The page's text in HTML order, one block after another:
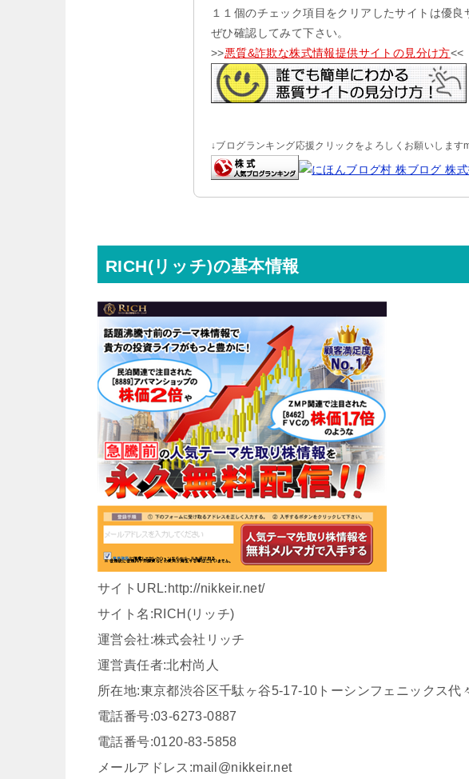
１１個のチェック項目をクリアしたサイトは優良
ぜひ確認してみて下さい。
>>悪質&詐欺な株式情報提供サイトの見分け方<<
↓ブログランキング応援クリックをよろしくお願いします
RICH(リッチ)の基本情報
サイトURL:http://nikkeir.net/
サイト名:RICH(リッチ)
運営会社:株式会社リッチ
運営責任者:北村尚人
所在地:東京都渋谷区千駄ヶ谷5-17-10トーシンフェニックス代
電話番号:03-6273-0887
電話番号:0120-83-5858
メールアドレス:mail@nikkeir.net